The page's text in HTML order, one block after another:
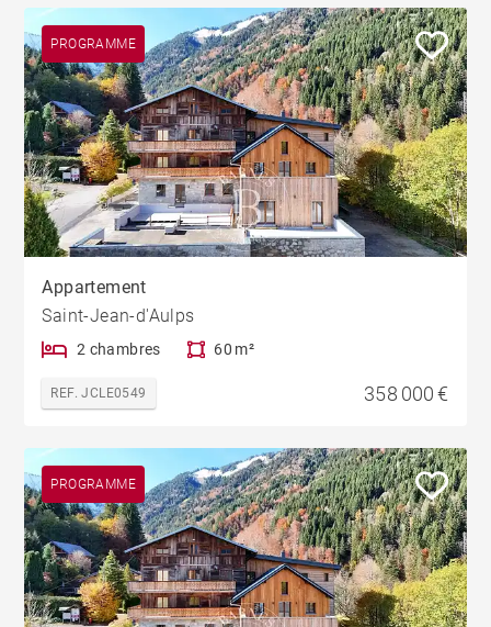
PROGRAMME
Appartement
Saint-Jean-d'Aulps
2 chambres 60 m²
REF. JCLE0549 358 000 €
PROGRAMME